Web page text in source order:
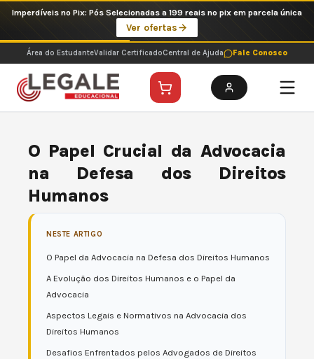
o
conteúdo
Imperdíveis no Pix: Pós Selecionadas a 199 reais no pix em parcela única
Ver ofertas
Área do EstudanteValidar CertificadoCentral de Ajuda Fale Conosco
O Papel Crucial da Advocacia
na Defesa dos Direitos
Humanos
NESTE ARTIGO
O Papel da Advocacia na Defesa dos Direitos Humanos
A Evolução dos Direitos Humanos e o Papel da
Advocacia
Aspectos Legais e Normativos na Advocacia dos
Direitos Humanos
Desafios Enfrentados pelos Advogados de Direitos